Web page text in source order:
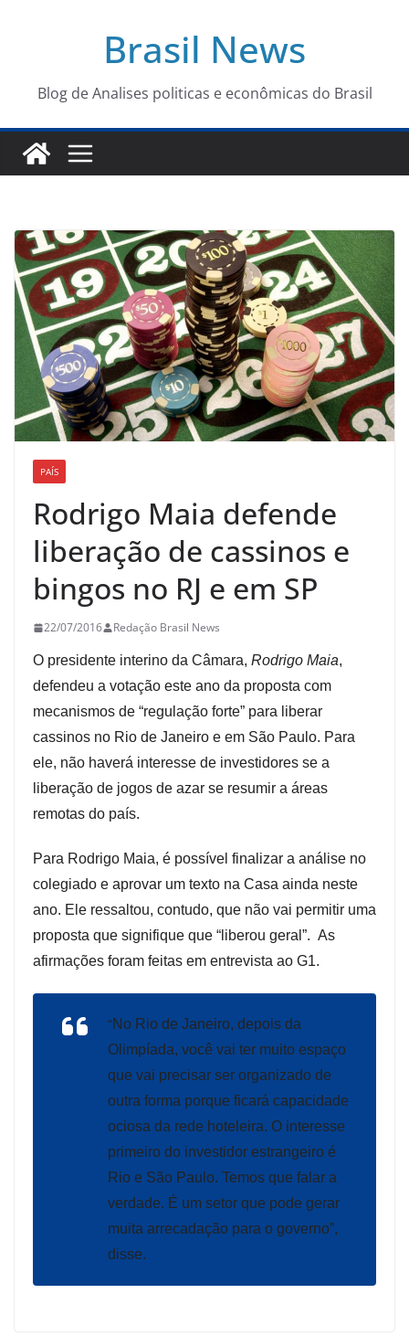
conteúdo
Brasil News
Blog de Analises politicas e econômicas do Brasil
PAÍS
Rodrigo Maia defende
liberação de cassinos e
bingos no RJ e em SP
22/07/2016 Redação Brasil News
O presidente interino da Câmara, Rodrigo Maia,
defendeu a votação este ano da proposta com
mecanismos de “regulação forte” para liberar
cassinos no Rio de Janeiro e em São Paulo. Para
ele, não haverá interesse de investidores se a
liberação de jogos de azar se resumir a áreas
remotas do país.
Para Rodrigo Maia, é possível finalizar a análise no
colegiado e aprovar um texto na Casa ainda neste
ano. Ele ressaltou, contudo, que não vai permitir uma
proposta que signifique que “liberou geral”. As
afirmações foram feitas em entrevista ao G1.
“No Rio de Janeiro, depois da
Olimpíada, você vai ter muito espaço
que vai precisar ser organizado de
outra forma porque ficará capacidade
ociosa da rede hoteleira. O interesse
primeiro do investidor estrangeiro é
Rio e São Paulo. Temos que falar a
verdade. É um setor que pode gerar
muita arrecadação para o governo”,
disse.